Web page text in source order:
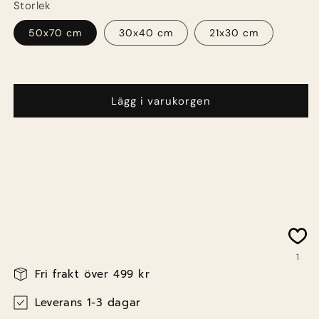
Storlek
50x70 cm 30x40 cm 21x30 cm
Lägg i varukorgen
1
Lagerhållningsenhet:
Fri frakt över 499 kr
Leverans 1-3 dagar